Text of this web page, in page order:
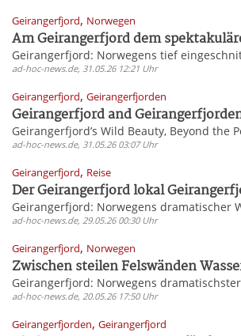
Geirangerfjord, Norwegen
Am Geirangerfjord dem
Geirangerfjord: Norwegens tief
ad-hoc-news.de, 31.05.26 12:21 Uhr
Geirangerfjord, Geirangerfjorden
Geirangerfjord and
Geirangerfjord’s Wild Beauty, Beyond the
ad-hoc-news.de, 31.05.26 03:07 Uhr
Geirangerfjord, Reise
Der Geirangerfjord lokal
Geirangerfjord: Norwegens dramatischer
ad-hoc-news.de, 29.05.26 00:30 Uhr
Geirangerfjord, Norwegen
Zwischen steilen Felswänden
Geirangerfjord: Norwegens
ad-hoc-news.de, 20.05.26 17:50 Uhr
Geirangerfjorden, Geirangerfjord